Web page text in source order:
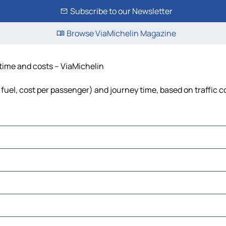
Subscribe to our Newsletter
Browse ViaMichelin Magazine
and costs – ViaMichelin
cost per passenger) and journey time, based on traffic